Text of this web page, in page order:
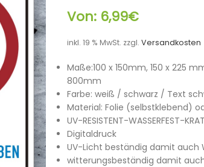
Von: 6,99€
inkl. 19 % MwSt. zzgl. Versandkosten
Maße:100 x 150mm, 150 x 225
800mm
Farbe: weiß / schwarz / Text
Material: Folie (selbstklebend)
UV-RESISTENT-WASSERFEST-
Digitaldruck
UV-Licht beständig damit auch
witterungsbeständig damit